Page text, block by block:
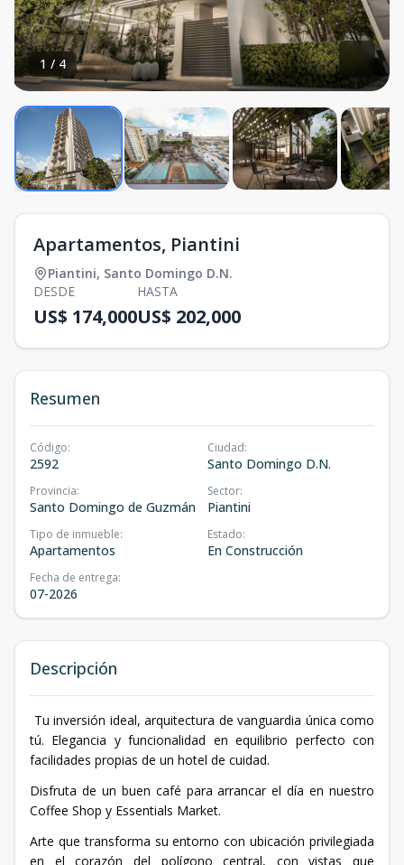
1 / 4
Apartamentos, Piantini
Piantini, Santo Domingo D.N.
DESDE
US$ 174,000
HASTA
US$ 202,000
Resumen
Código:
2592
Ciudad:
Santo Domingo D.N.
Provincia:
Santo Domingo de Guzmán
Sector:
Piantini
Tipo de inmueble:
Apartamentos
Estado:
En Construcción
Fecha de entrega:
07-2026
Descripción
Tu inversión ideal, arquitectura de vanguardia única como
tú. Elegancia y funcionalidad en equilibrio perfecto con
facilidades propias de un hotel de cuidad.
Disfruta de un buen café para arrancar el día en nuestro
Coffee Shop y Essentials Market.
Arte que transforma su entorno con ubicación privilegiada
en el corazón del polígono central, con vistas que